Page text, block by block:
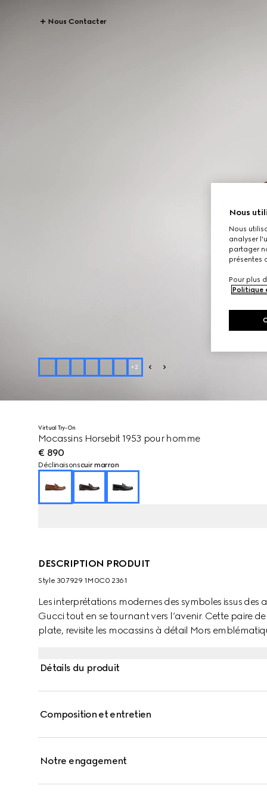
Nous Contacter
+2
Virtual Try-On
Mocassins Horsebit 1953 pour homme
€ 890
Déclinaisonscuir marron
DESCRIPTION PRODUIT
Style ‎307929 1M0C0 2361
Les interprétations modernes des symboles issus
Gucci tout en se tournant vers l’avenir. Cette paire
plate, revisite les mocassins à détail Mors
Détails du produit
Composition et entretien
Notre engagement
Nous
Nous
analyser
partager
présentes
Pour plus
Politique